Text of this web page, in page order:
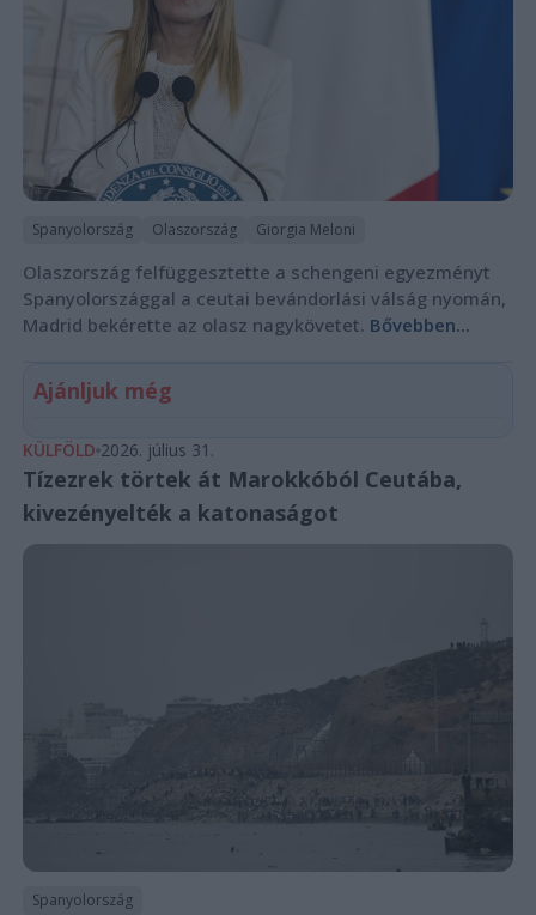
Spanyolország Olaszország Giorgia Meloni
Olaszország felfüggesztette a schengeni egyezményt
Spanyolországgal a ceutai bevándorlási válság nyomán,
Madrid bekérette az olasz nagykövetet. Bővebben...
Ajánljuk még
KÜLFÖLD 2026. július 31.
Tízezrek törtek át Marokkóból Ceutába,
kivezényelték a katonaságot
Spanyolország